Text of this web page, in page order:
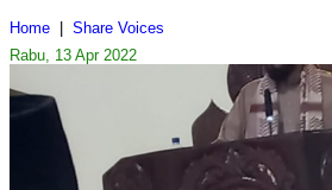
Home
Share Voices
Rabu, 13 Apr 2022